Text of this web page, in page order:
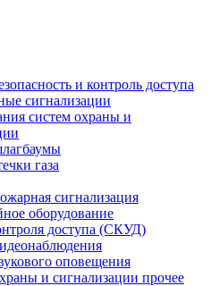
и контроль доступа
сигнализации
систем охраны и
газа
сигнализация
оборудование
доступа (СКУД)
оповещения
и сигнализации прочее